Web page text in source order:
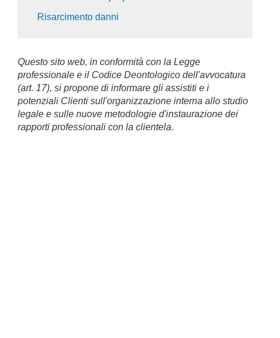
Risarcimento danni
Questo sito web, in conformità con la Legge
professionale e il Codice Deontologico dell'avvocatura
(art. 17), si propone di informare gli assistiti e i
potenziali Clienti sull'organizzazione interna allo studio
legale e sulle nuove metodologie d'instaurazione dei
rapporti professionali con la clientela.